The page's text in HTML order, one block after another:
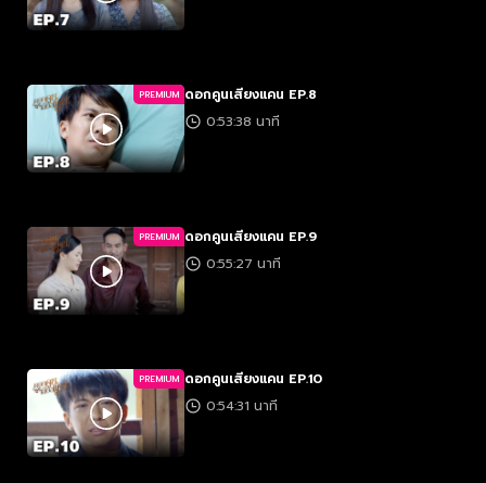
PREMIUM ดอกคูนเสียงแคน EP.8
0:53:38 นาที
PREMIUM ดอกคูนเสียงแคน EP.9
0:55:27 นาที
PREMIUM ดอกคูนเสียงแคน EP.10
0:54:31 นาที